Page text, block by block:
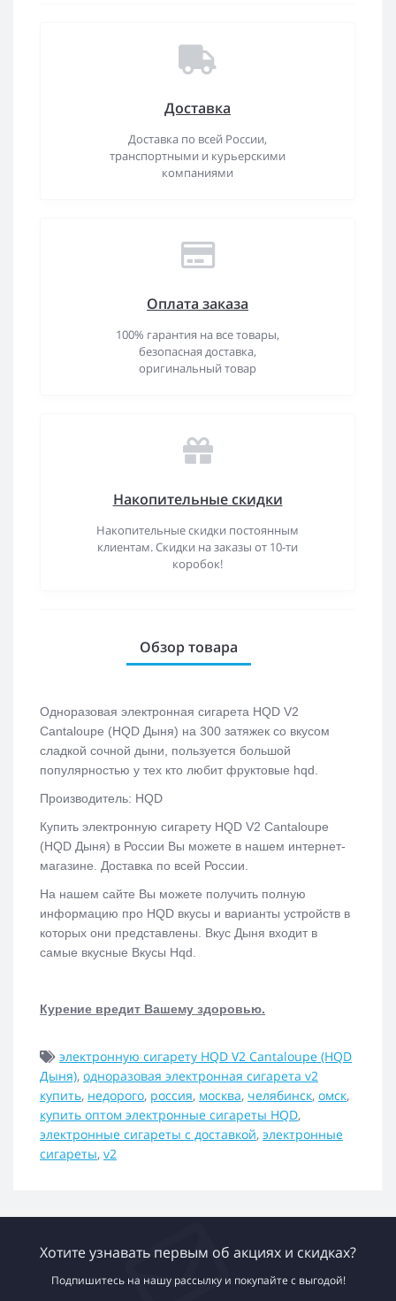
Доставка
Доставка по всей России,
транспортными и курьерскими
компаниями
Оплата заказа
100% гарантия на все товары,
безопасная доставка,
оригинальный товар
Накопительные скидки
Накопительные скидки постоянным
клиентам. Скидки на заказы от 10-ти
коробок!
Обзор товара
Одноразовая электронная сигарета HQD V2
Cantaloupe (HQD Дыня) на 300 затяжек со вкусом
сладкой сочной дыни, пользуется большой
популярностью у тех кто любит фруктовые hqd.
Производитель: HQD
Купить электронную сигарету HQD V2 Cantaloupe
(HQD Дыня) в России Вы можете в нашем интернет-
магазине. Доставка по всей России.
На нашем сайте Вы можете получить полную
информацию про HQD вкусы и варианты устройств в
которых они представлены. Вкус Дыня входит в
самые вкусные Вкусы Hqd.
Курение вредит Вашему здоровью.
электронную сигарету HQD V2 Cantaloupe (HQD
Дыня), одноразовая электронная сигарета v2
купить, недорого, россия, москва, челябинск, омск,
купить оптом электронные сигареты HQD,
электронные сигареты с доставкой, электронные
сигареты, v2
Хотите узнавать первым об акциях и скидках?
Подпишитесь на нашу рассылку и покупайте с выгодой!